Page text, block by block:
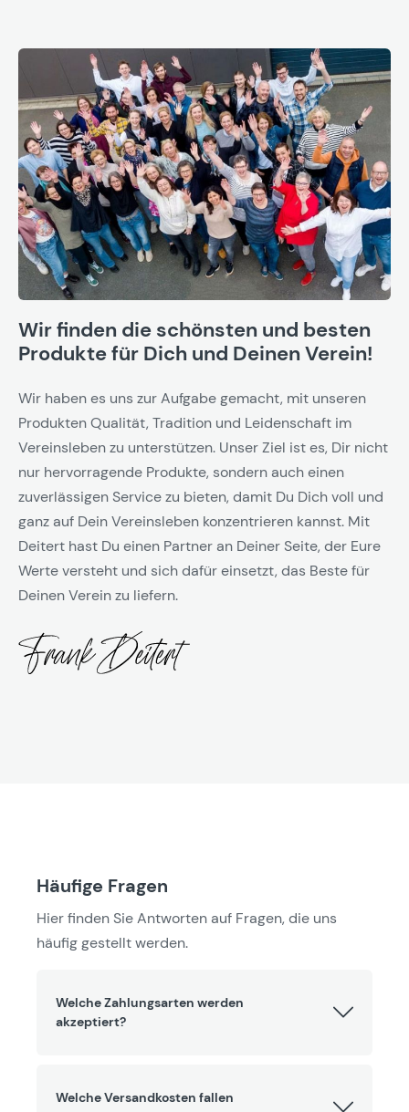
Wir finden die schönsten und besten
Produkte für Dich und Deinen Verein!
Wir haben es uns zur Aufgabe gemacht, mit unseren
Produkten Qualität, Tradition und Leidenschaft im
Vereinsleben zu unterstützen. Unser Ziel ist es, Dir nicht
nur hervorragende Produkte, sondern auch einen
zuverlässigen Service zu bieten, damit Du Dich voll und
ganz auf Dein Vereinsleben konzentrieren kannst. Mit
Deitert hast Du einen Partner an Deiner Seite, der Eure
Werte versteht und sich dafür einsetzt, das Beste für
Deinen Verein zu liefern.
Häufige Fragen
Hier finden Sie Antworten auf Fragen, die uns
häufig gestellt werden.
Welche Zahlungsarten werden
akzeptiert?
Welche Versandkosten fallen